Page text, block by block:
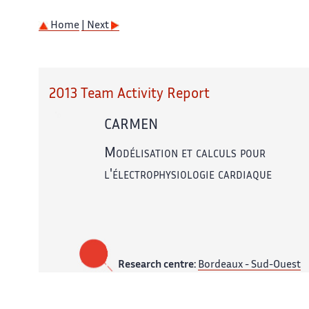
Home | Next
2013 Team Activity Report
CARMEN
Modélisation et calculs pour
l'électrophysiologie cardiaque
Research centre: Bordeaux - Sud-Ouest